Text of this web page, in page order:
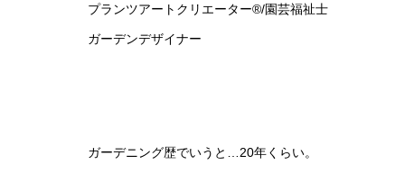
プランツアートクリエーター®/園芸福祉士
ガーデンデザイナー
ガーデニング歴でいうと…20年くらい。